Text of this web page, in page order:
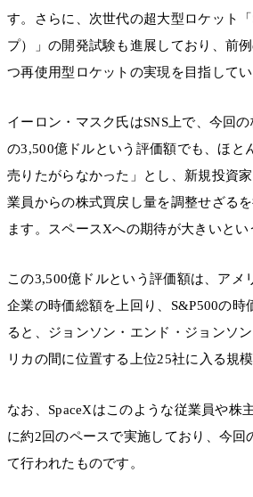
す。さらに、次世代の超大型ロケット
プ）」の開発試験も進展しており、前
つ再使用型ロケットの実現を目指してい
イーロン・マスク氏はSNS上で、今回
の3,500億ドルという評価額でも、ほと
売りたがらなかった」とし、新規投資
業員からの株式買戻し量を調整せざる
ます。スペースXへの期待が大きいとい
この3,500億ドルという評価額は、アメ
企業の時価総額を上回り、S&P500の時
ると、ジョンソン・エンド・ジョンソ
リカの間に位置する上位25社に入る規模
なお、SpaceXはこのような従業員や株
に約2回のペースで実施しており、今回
て行われたものです。